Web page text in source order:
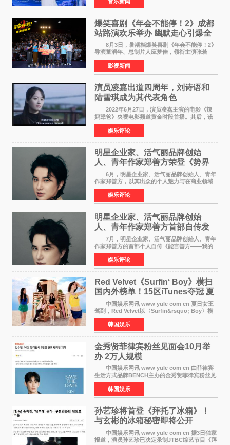
Creative Awards白金奖（Platinum Winner）、
英国London Design
爆笑喜剧《年会不能停！2》成都
站路演欢乐举办 幽默走心引爆全
场共鸣
8月3日，暑期档爆笑喜剧《年会不能停！2》
导演董润年、总制片人应萝佳，领衔主演张若
昀、白客，惊喜出演庄达菲，特别主演孙艺洲，
特别出演田雨，友情出演欧阳奋强出席成都路
演，与观众近距离互
影视新闻
演员凌嘉出道四周年，刘诗语和
陆雪琪成为其代表角色
2022年6月27日，演员凌嘉主演的电影《辣
妈犟爸》央视电影频道黄金时段首播。其后，该
电影在央视电影频道多次复播（2022年8月10
日，2022年9月30日，2023年7月17日，2025年7
月14日）。除了多次复
娱乐评论
明星企业家、活气丽品牌创始
人、青年作家郑善方荣登《势界
POWERCIRCLES》6月刊
6月，明星企业家、活气丽品牌创始人、青年
作家郑善方，以其出众的个人魅力与在商业领域
的卓越建树，成功登上《势界
POWERCIRCLES》，展现了他在时尚与商业领
域的双重影响力。 明星企业家、青
娱乐评论
明星企业家、活气丽品牌创始
人、青年作家郑善方首部自传发
布， 书写跨界创业者的成长答卷
7月，明星企业家、活气丽品牌创始人、青年
作家郑善方的首部个人自传《能言善方——我的
跨界人生》正式发行。这本书以他的人生轨迹为
脉络，首次完整公开了从逐梦少年到横跨美业、
公益等多领域的
娱乐评论
Red Velvet《Surfin‘ Boy》横扫
国内外榜单！15区iTunes夺冠 夏
日女王强势回归
中国娱乐网讯 www yule com cn 夏日女王
驾到，Red Velvet以〈Surfin&rsquo; Boy〉横
扫国内外榜单，获得音乐粉丝的热烈反响。
Red Velvet于3日发行了夏日迷你专辑《Velvet
Summer》，
韩国娱乐
金秀贤菲律宾粉丝见面会10月举
办 2万人规模
中国娱乐网讯 www yule com cn 由菲律宾
生活方式品牌BENCH主办的金秀贤菲律宾粉丝见
面会，将于10月2日在马尼拉SM Mall of
Asia（MOA）竞技场举行，预计规模达2万人。
这也是金秀贤自去年陷
韩国娱乐
孙艺珍将首登《拜托了冰箱》！
与玄彬的冰箱秘密即将公开
中国娱乐网讯 www yule com cn 据3日独家
报道，演员孙艺珍已决定录制JTBC综艺节目《拜